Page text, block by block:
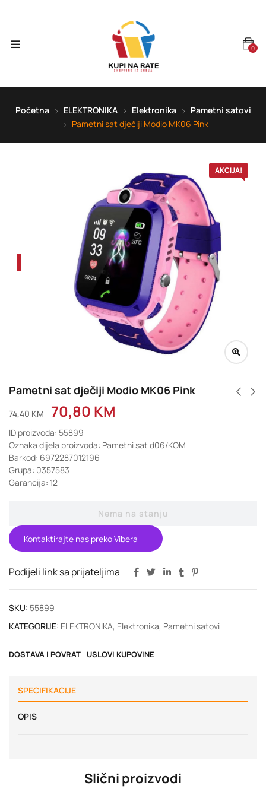
0
Početna ELEKTRONIKA Elektronika
Pametni satovi
Pametni sat dječiji Modio MK06 Pink
AKCIJA!
Pametni sat dječiji Modio MK06 Pink
74,40KM 70,80 KM
ID proizvoda: 55899
Oznaka dijela proizvoda: Pametni sat d06/KOM
Barkod: 6972287012196
Grupa: 0357583
Garancija: 12
Nema na stanju
Kontaktirajte nas preko Vibera
Podijeli link sa prijateljima
SKU: 55899
KATEGORIJE: ELEKTRONIKA, Elektronika, Pametni satovi
DOSTAVA I POVRAT USLOVI KUPOVINE
SPECIFIKACIJE
OPIS
Slični proizvodi